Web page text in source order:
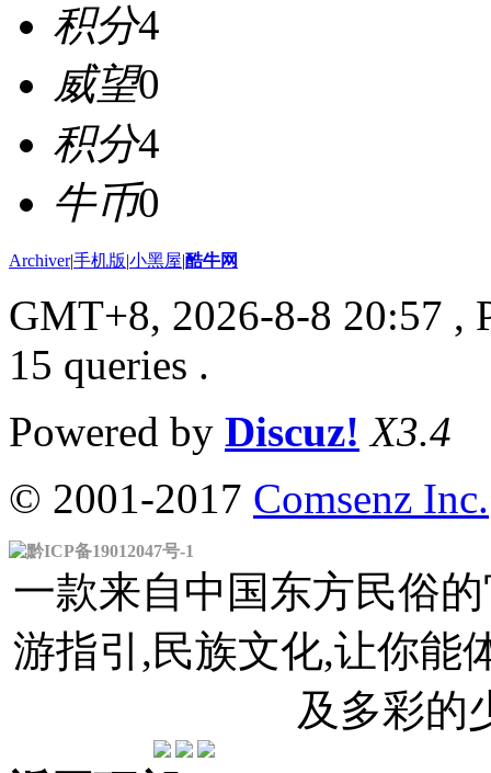
积分4
威望0
积分4
牛币0
Archiver|手机版|小黑屋|酷牛网
GMT+8, 2026-8-8 20:57 ,
15 queries .
Powered by Discuz! X3.4
© 2001-2017 Comsenz Inc.
黔ICP备19012047号-1
一款来自中国东方民俗
游指引,民族文化,让你能
及多彩的